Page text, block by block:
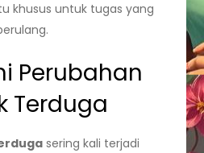
khusus untuk tugas yang
Perubahan
Terduga
sering kali terjadi